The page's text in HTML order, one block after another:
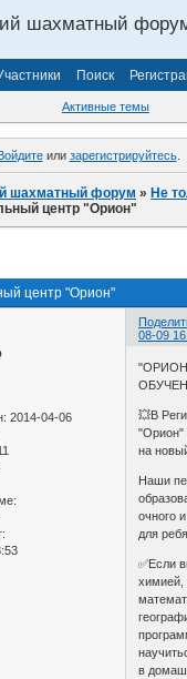
шахматный
Поиск
Активные темы
или зарегистрируйтесь.
шахматный форум »Не
центр "Орион"
центр "Орион"
08-09
: 2014-04-06
💥В
"Орион"
на
Наши
очного
для
✅Если
химией,
в